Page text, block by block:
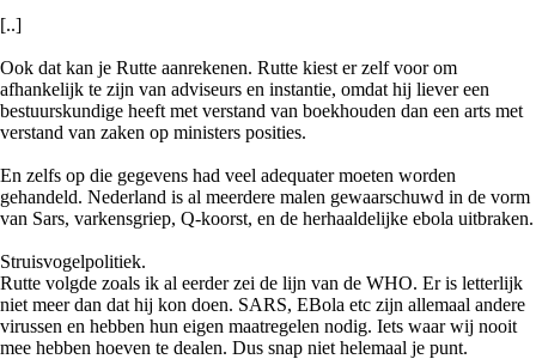
[..]
Ook dat kan je Rutte aanrekenen. Rutte kiest er zelf voor om
afhankelijk te zijn van adviseurs en instantie, omdat hij liever een
bestuurskundige heeft met verstand van boekhouden dan een arts met
verstand van zaken op ministers posities.
En zelfs op die gegevens had veel adequater moeten worden
gehandeld. Nederland is al meerdere malen gewaarschuwd in de vorm
van Sars, varkensgriep, Q-koorst, en de herhaaldelijke ebola uitbraken.
Struisvogelpolitiek.
Rutte volgde zoals ik al eerder zei de lijn van de WHO. Er is letterlijk
niet meer dan dat hij kon doen. SARS, EBola etc zijn allemaal andere
virussen en hebben hun eigen maatregelen nodig. Iets waar wij nooit
mee hebben hoeven te dealen. Dus snap niet helemaal je punt.